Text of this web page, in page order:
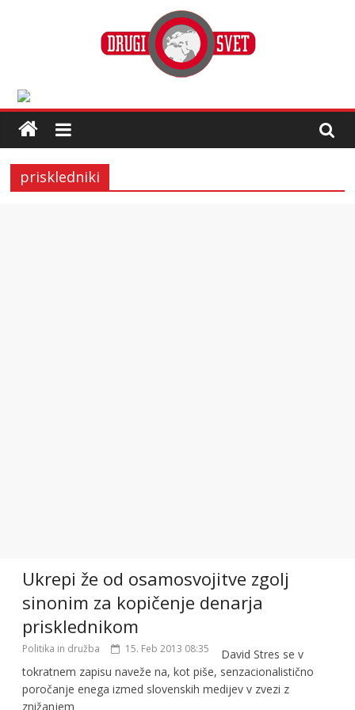
priskledniki
Ukrepi že od osamosvojitve zgolj
sinonim za kopičenje denarja
prisklednikom
Politika in družba 15. Feb 2013 08:35
David Stres se v
tokratnem zapisu naveže na, kot piše, senzacionalistično
poročanje enega izmed slovenskih medijev v zvezi z
znižanjem